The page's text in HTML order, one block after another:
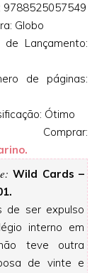
9788525057549
Globo
de Lançamento:
de páginas:
Ótimo
Comprar:
Wild Cards –
de ser expulso
interno em
teve outra
de vinte e